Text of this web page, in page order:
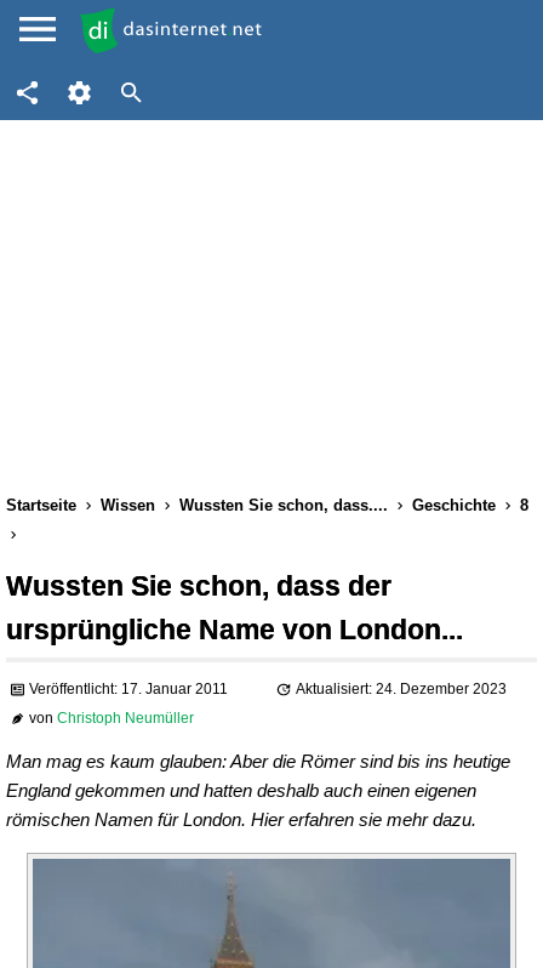
Startseite Wissen Wussten Sie schon, dass.... Geschichte 8
Wussten Sie schon, dass der
ursprüngliche Name von London...
Veröffentlicht: 17. Januar 2011
Aktualisiert: 24. Dezember 2023
vonChristoph Neumüller
Man mag es kaum glauben: Aber die Römer sind bis ins heutige
England gekommen und hatten deshalb auch einen eigenen
römischen Namen für London. Hier erfahren sie mehr dazu.